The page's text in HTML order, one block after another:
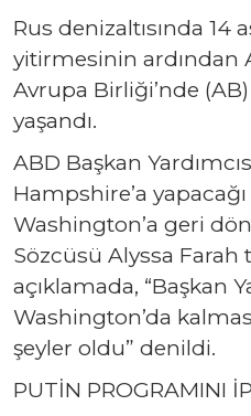
Rus denizaltısında 14
yitirmesinin ardından
Avrupa Birliği’nde
yaşandı.
ABD Başkan
Hampshire’a
Washington’a geri
Sözcüsü Alyssa Farah
açıklamada, “Başkan
Washington’da
şeyler oldu” denildi.
PUTİN PROGRAMINI